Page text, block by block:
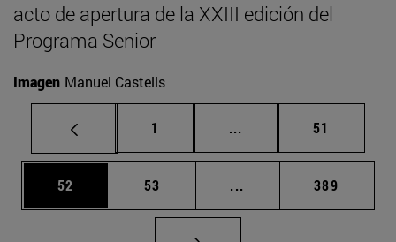
acto de apertura de la XXIII edición del
Programa Senior
Imagen Manuel Castells
Página
1 ... Páginas intermedias
Página
51
Página
52 Página
53 ... Páginas intermedias
Página
389